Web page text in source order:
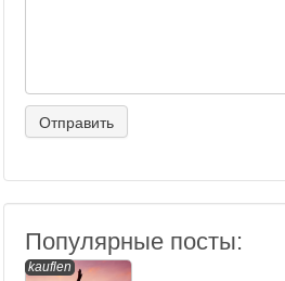
Популярные посты:
kauflen